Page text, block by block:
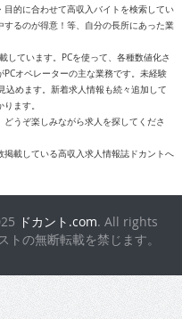
的に合わせて高収入バイトを検索してい
るのが得意！等、自分の長所にあった業
しています。PCを使って、各種数値化さ
オペレーターの主な業務です。未経験
込めます。新着求人情報も続々追加して
ます。
うぞ楽しみながら求人を探してくださ
載している高収入求人情報誌ドカントへ
ドカント.com. All rights
の無断転載を禁じます。